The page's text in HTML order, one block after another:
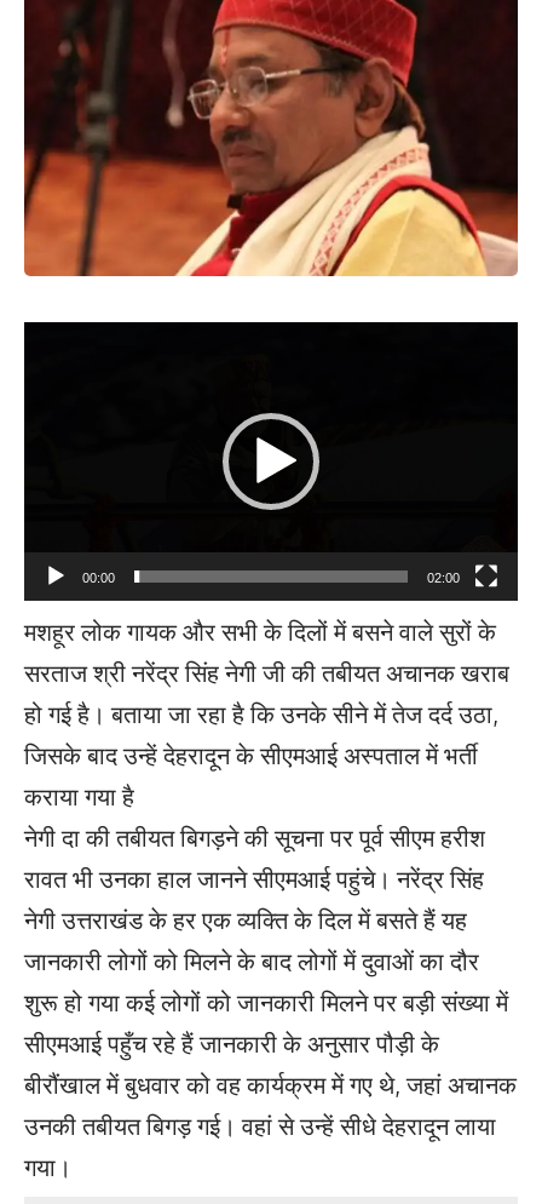
00:00 02:00
मशहूर लोक गायक और सभी के दिलों में बसने वाले सुरों के
सरताज श्री नरेंद्र सिंह नेगी जी की तबीयत अचानक खराब
हो गई है। बताया जा रहा है कि उनके सीने में तेज दर्द उठा,
जिसके बाद उन्हें देहरादून के सीएमआई अस्पताल में भर्ती
कराया गया है
नेगी दा की तबीयत बिगड़ने की सूचना पर पूर्व सीएम हरीश
रावत भी उनका हाल जानने सीएमआई पहुंचे। नरेंद्र सिंह
नेगी उत्तराखंड के हर एक व्यक्ति के दिल में बसते हैं यह
जानकारी लोगों को मिलने के बाद लोगों में दुवाओं का दौर
शुरू हो गया कई लोगों को जानकारी मिलने पर बड़ी संख्या में
सीएमआई पहुँच रहे हैं जानकारी के अनुसार पौड़ी के
बीरौंखाल में बुधवार को वह कार्यक्रम में गए थे, जहां अचानक
उनकी तबीयत बिगड़ गई। वहां से उन्हें सीधे देहरादून लाया
गया।